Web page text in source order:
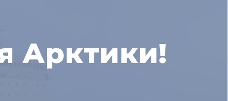
Арктики!